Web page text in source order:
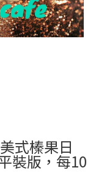
式榛果日
裝版，每10